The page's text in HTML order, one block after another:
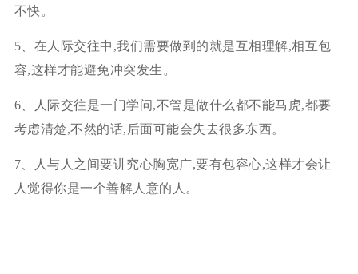
不快。
5、在人际交往中,我们需要做到的就是互相理解,相互包
容,这样才能避免冲突发生。
6、人际交往是一门学问,不管是做什么都不能马虎,都要
考虑清楚,不然的话,后面可能会失去很多东西。
7、人与人之间要讲究心胸宽广,要有包容心,这样才会让
人觉得你是一个善解人意的人。